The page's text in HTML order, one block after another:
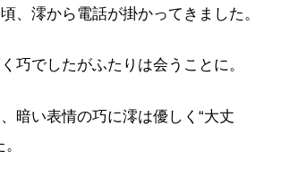
、澪から電話が掛かってきました。
巧でしたがふたりは会うことに。
暗い表情の巧に澪は優しく“大丈